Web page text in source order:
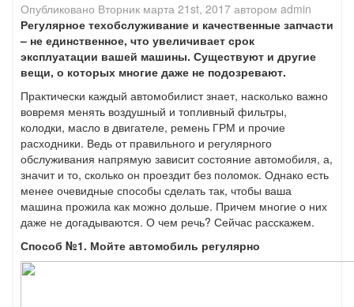
Опубликовано Вторник марта 21st, 2017 автором admin
Регулярное техобслуживание и качественные запчасти
– не единственное, что увеличивает срок
эксплуатации вашей машины. Существуют и другие
вещи, о которых многие даже не подозревают.
Практически каждый автомобилист знает, насколько важно
вовремя менять воздушный и топливный фильтры,
колодки, масло в двигателе, ремень ГРМ и прочие
расходники. Ведь от правильного и регулярного
обслуживания напрямую зависит состояние автомобиля, а,
значит и то, сколько он проездит без поломок. Однако есть
менее очевидные способы сделать так, чтобы ваша
машина прожила как можно дольше. Причем многие о них
даже не догадываются. О чем речь? Сейчас расскажем.
Способ №1. Мойте автомобиль регулярно